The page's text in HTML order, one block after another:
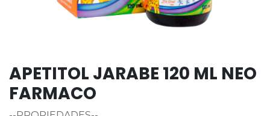
APETITOL JARABE 120 ML NEO
FARMACO